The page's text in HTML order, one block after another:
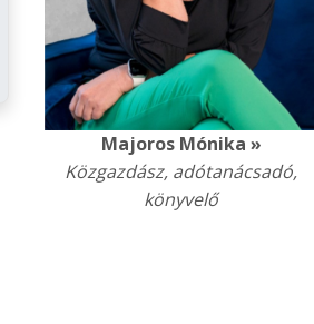
Majoros Mónika »
Közgazdász, adótanácsadó,
könyvelő